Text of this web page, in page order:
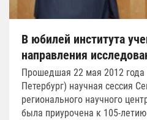
В юбилей института
направления
Прошедшая 22 мая 2012
Петербург) научная сессия
регионального научного
была приурочена к 105-